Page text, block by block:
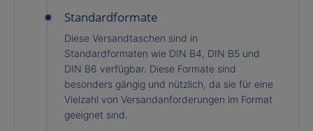
Standardformate
Diese Versandtaschen sind in
Standardformaten wie DIN B4, DIN B5 und
DIN B6 verfügbar. Diese Formate sind
besonders gängig und nützlich, da sie für eine
Vielzahl von Versandanforderungen im Format
geeignet sind.